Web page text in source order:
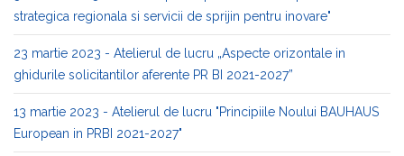
strategica regionala si servicii de sprijin pentru inovare"
23 martie 2023 - Atelierul de lucru „Aspecte orizontale in
ghidurile solicitantilor aferente PR BI 2021-2027”
13 martie 2023 - Atelierul de lucru "Principiile Noului BAUHAUS
European in PRBI 2021-2027"